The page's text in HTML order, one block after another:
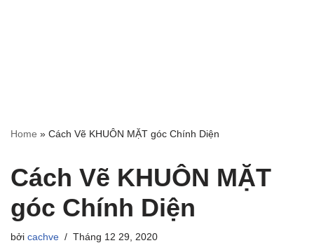
Home » Cách Vẽ KHUÔN MẶT góc Chính Diện
Cách Vẽ KHUÔN MẶT
góc Chính Diện
bởi cachve Tháng 12 29, 2020